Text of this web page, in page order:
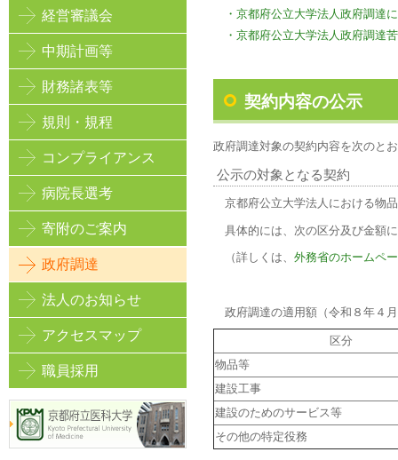
経営審議会
中期計画等
財務諸表等
規則・規程
コンプライアンス
病院長選考
寄附のご案内
政府調達
法人のお知らせ
アクセスマップ
職員採用
・京都府公立大学法人政府調達
・京都府公立大学法人政府調達
契約内容の公示
政府調達対象の契約内容を次のと
公示の対象となる契約
京都府公立大学法人における物
具体的には、次の区分及び金額
（詳しくは、 外務省のホームペ
政府調達の適用額（令和８年４
区分
物品等
建設工事
建設のためのサービス等
その他の特定役務